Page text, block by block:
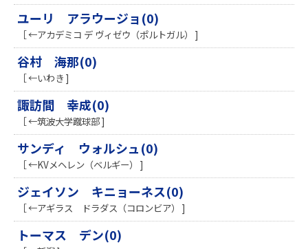
ユーリ アラウージョ(0)
［ ←アカデミコ デ ヴィゼウ（ポルトガル） ]
谷村 海那(0)
［ ←いわき ]
諏訪間 幸成(0)
［ ←筑波大学蹴球部 ]
サンディ ウォルシュ(0)
［ ←KVメヘレン（ベルギー） ]
ジェイソン キニョーネス(0)
［ ←アギラス ドラダス（コロンビア） ]
トーマス デン(0)